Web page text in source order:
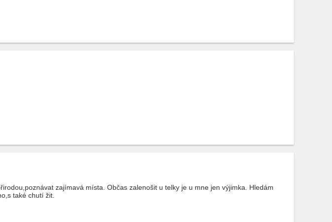
zajímavá místa. Občas zalenošit u telky je u mne jen výjimka. Hledám
také chutí žit.